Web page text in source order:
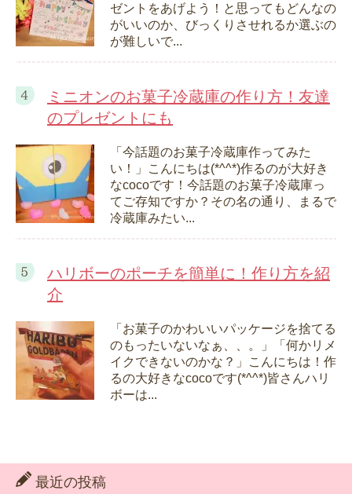
ゼントをあげよう！と思ってもどんなの
がいいのか、びっくりさせれるか選ぶの
が難しいで...
ミニオンのお菓子冷蔵庫の作り方！友達
のプレゼントにも
「今話題のお菓子冷蔵庫作ってみた
い！」こんにちは(*^^*)作るのが大好き
なcocoです！今話題のお菓子冷蔵庫っ
てご存知ですか？その名の通り、まるで
冷蔵庫みたい...
ハリボーのポーチを簡単に！作り方を紹
介
「お菓子のかわいいパッケージを捨てる
のもったいないなぁ、、。」「何かリメ
イクできないのかな？」こんにちは！作
るの大好きなcocoです(*^^*)皆さんハリ
ボーは...
最近の投稿